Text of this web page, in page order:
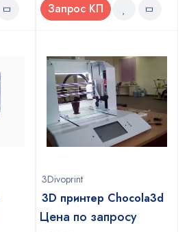
Запрос КП
3Divoprint
3D принтер Chocola3d
Цена по запросу